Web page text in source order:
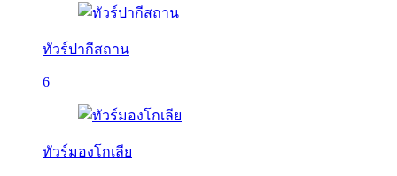
ทัวร์ปากีสถาน
6
ทัวร์มองโกเลีย